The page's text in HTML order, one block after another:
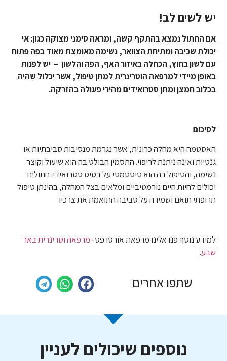
יש לשים לב!
אם החתול נמצא בהתקף קשה, ומראה סימני מצוקה כגון: אי
יכולת שכיבה ומתיחת הצוואר, נשימה מאומצת מאוד בפה פתוח
עם לשון בחוץ, הכחלה באיזור האף, הפה והלשון – יש לפנות
באופן מיידי למרפאה הוטרינרית למתן טיפול, אשר יכלול שהיה
בכלוב חמצן ומתן סטרואידים מהירי פעולה בהזרקה.
לסיכום
האסטמה היא מחלה כרונית, אשר נגרמת מנסיבות סביבתיות או
גנטיות ואינה ניתנת לריפוי. התסמין הבולט בה הוא שיעול וקוצר
נשימה, והטיפול בה הוא סיסטמטי על בסיס סטרואידי. חתולים
יכולים לחיות חיים נורמטיביים ומלאים בצל המחלה, בהינתן טיפול
תרופתי תואם ושמירה על סביבה התואמת את צרכיו.
למידע נוסף פנו אלינו מרפאת אורטו פט- מרפאה וטרינרית באר
שבע.
שתפו אחרים
נוספים שיכולים לעניין